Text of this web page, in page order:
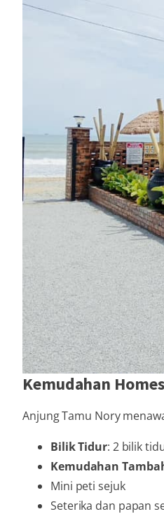
Kemudahan
Anjung Tamu Nory
Bilik Tidur: 2 bilik
Kemudahan
Mini peti sejuk
Seterika dan papan